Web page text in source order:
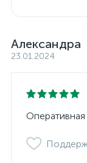
Александра
23.01.2024